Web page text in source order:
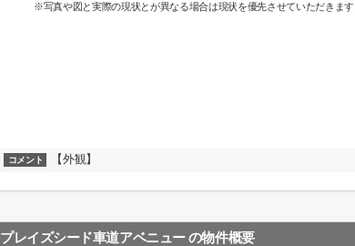
※写真や図と実際の現状とが異なる場合は現状を優先させていただきます
コメント 【外観】
プレイズシード車道アベニューの物件概要